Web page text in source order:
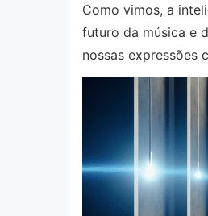
Como vimos, a
futuro da música e
nossas expressões